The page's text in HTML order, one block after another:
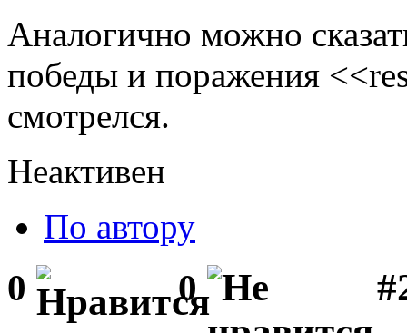
Аналогично можно
победы и поражения
смотрелся.
Неактивен
По автору
0 0